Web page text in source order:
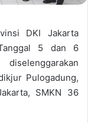
DKI Jakarta
5 dan 6
Pulogadung,
SMKN 36